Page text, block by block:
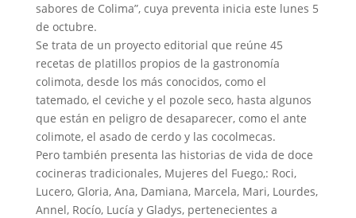
sabores de Colima”, cuya preventa inicia este lunes 5
de octubre.
Se trata de un proyecto editorial que reúne 45
recetas de platillos propios de la gastronomía
colimota, desde los más conocidos, como el
tatemado, el ceviche y el pozole seco, hasta algunos
que están en peligro de desaparecer, como el ante
colimote, el asado de cerdo y las cocolmecas.
Pero también presenta las historias de vida de doce
cocineras tradicionales, Mujeres del Fuego,: Roci,
Lucero, Gloria, Ana, Damiana, Marcela, Mari, Lourdes,
Annel, Rocío, Lucía y Gladys, pertenecientes a